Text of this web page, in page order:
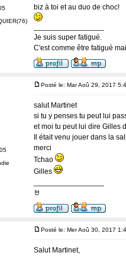
biz à toi et au duo de choc!
Je suis super fatigué.
C'est comme être fatigué
Posté le: Mar Aoû 29, 2017
salut Martinet
si tu y penses tu peut lui
et moi tu peut lui dire Gilles
Il était venu jouer dans la
merci
Tchao
Gilles
🤘
Posté le: Mer Aoû 30, 2017
Salut Martinet,